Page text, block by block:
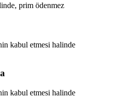
prim ödenmez
kabul etmesi halinde
kabul etmesi halinde